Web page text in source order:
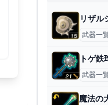
リザル
武器一
トゲ
武器一